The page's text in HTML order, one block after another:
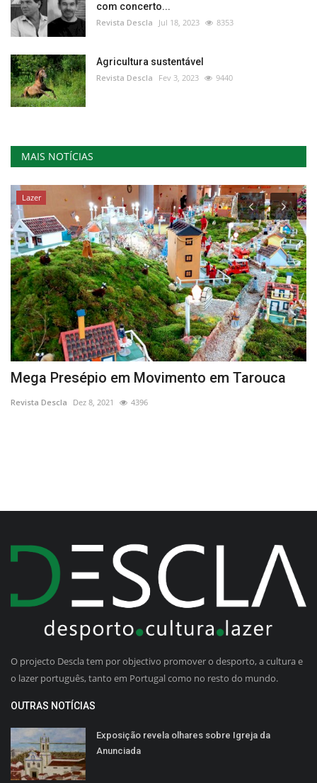
com concerto...
Revista Descla Jul 18, 2023 8353
Agricultura sustentável
Revista Descla Fev 3, 2023 9440
MAIS NOTÍCIAS
Lazer
Mega Presépio em Movimento em Tarouca
Revista Descla Dez 8, 2021 4396
O projecto Descla tem por objectivo promover o desporto, a cultura e
o lazer português, tanto em Portugal como no resto do mundo.
OUTRAS NOTÍCIAS
Exposição revela olhares sobre Igreja da
Anunciada